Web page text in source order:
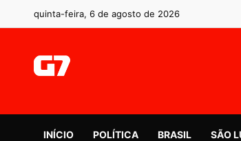
quinta-feira, 6 de agosto de 2026
INÍCIO POLÍTICA BRASIL SÃO